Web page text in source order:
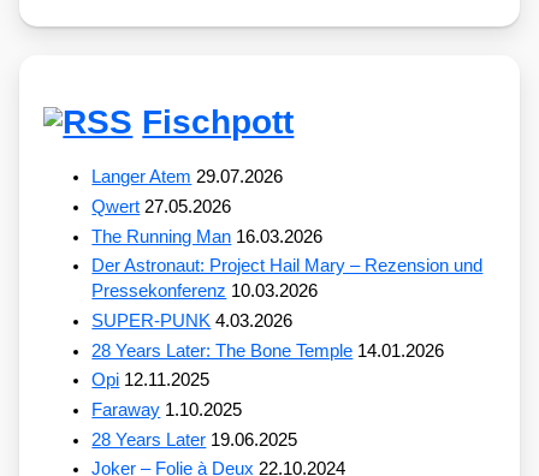
Fischpott
Langer Atem 29.07.2026
Qwert 27.05.2026
The Running Man 16.03.2026
Der Astronaut: Project Hail Mary – Rezension und
Pressekonferenz 10.03.2026
SUPER-PUNK 4.03.2026
28 Years Later: The Bone Temple 14.01.2026
Opi 12.11.2025
Faraway 1.10.2025
28 Years Later 19.06.2025
Joker – Folie à Deux 22.10.2024